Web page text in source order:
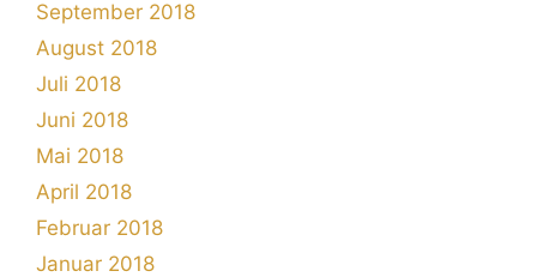
September 2018
August 2018
Juli 2018
Juni 2018
Mai 2018
April 2018
Februar 2018
Januar 2018